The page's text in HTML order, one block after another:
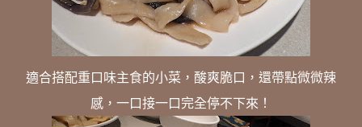
適合搭配重口味主食的小菜，酸爽脆口，還帶點微微辣
感，一口接一口完全停不下來！